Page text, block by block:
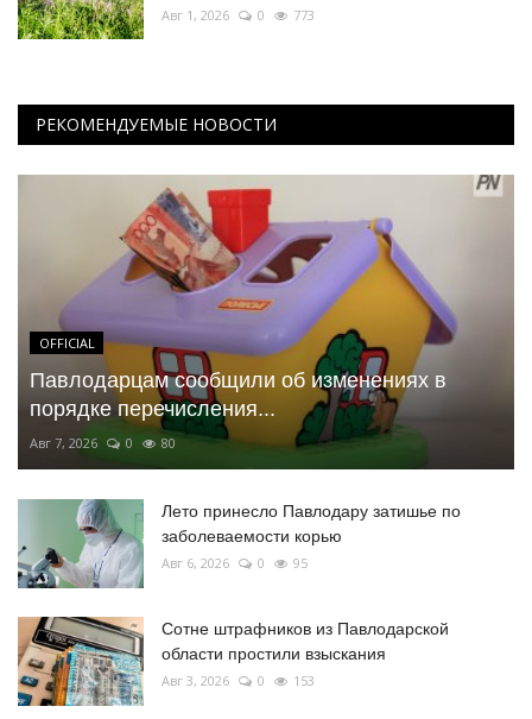
Авг 1, 2026 0 773
РЕКОМЕНДУЕМЫЕ НОВОСТИ
OFFICIAL
Павлодарцам сообщили об изменениях в
порядке перечисления...
Авг 7, 2026 0 80
Лето принесло Павлодару затишье по
заболеваемости корью
Авг 6, 2026 0 95
Сотне штрафников из Павлодарской
области простили взыскания
Авг 3, 2026 0 153